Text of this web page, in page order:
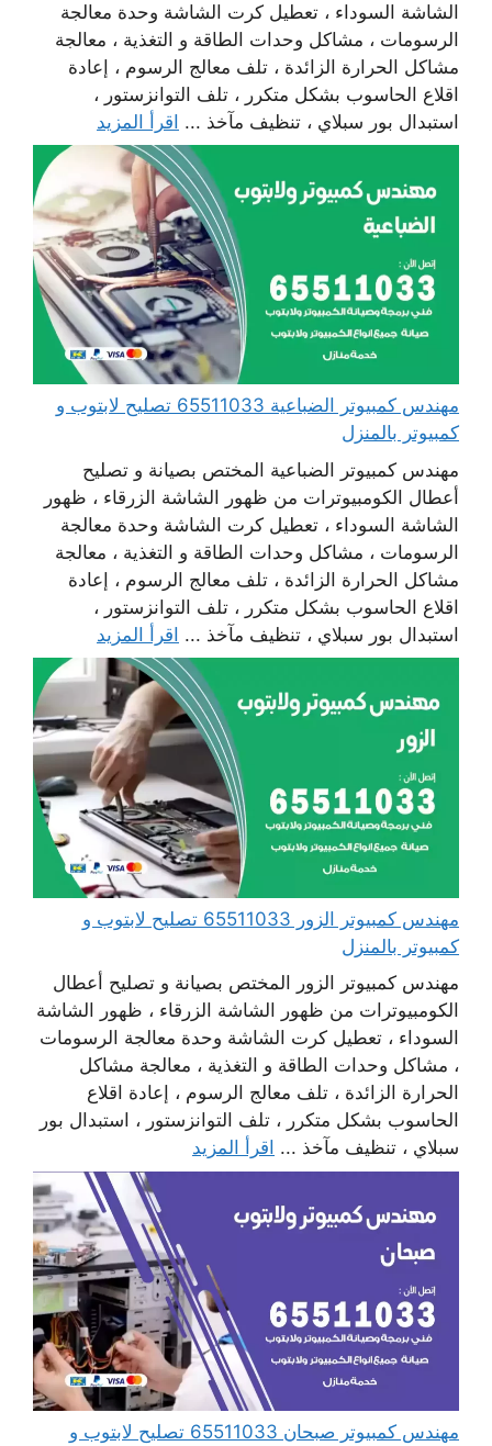
الشاشة السوداء ، تعطيل كرت الشاشة وحدة معالجة
الرسومات ، مشاكل وحدات الطاقة و التغذية ، معالجة
مشاكل الحرارة الزائدة ، تلف معالج الرسوم ، إعادة
اقلاع الحاسوب بشكل متكرر ، تلف التوانزستور ،
استبدال بور سبلاي ، تنظيف مآخذ ... اقرأ المزيد
مهندس كمبيوتر الضباعية 65511033 تصليح لابتوب و
كمبيوتر بالمنزل
مهندس كمبيوتر الضباعية المختص بصيانة و تصليح
أعطال الكومبيوترات من ظهور الشاشة الزرقاء ، ظهور
الشاشة السوداء ، تعطيل كرت الشاشة وحدة معالجة
الرسومات ، مشاكل وحدات الطاقة و التغذية ، معالجة
مشاكل الحرارة الزائدة ، تلف معالج الرسوم ، إعادة
اقلاع الحاسوب بشكل متكرر ، تلف التوانزستور ،
استبدال بور سبلاي ، تنظيف مآخذ ... اقرأ المزيد
مهندس كمبيوتر الزور 65511033 تصليح لابتوب و
كمبيوتر بالمنزل
مهندس كمبيوتر الزور المختص بصيانة و تصليح أعطال
الكومبيوترات من ظهور الشاشة الزرقاء ، ظهور الشاشة
السوداء ، تعطيل كرت الشاشة وحدة معالجة الرسومات
، مشاكل وحدات الطاقة و التغذية ، معالجة مشاكل
الحرارة الزائدة ، تلف معالج الرسوم ، إعادة اقلاع
الحاسوب بشكل متكرر ، تلف التوانزستور ، استبدال بور
سبلاي ، تنظيف مآخذ ... اقرأ المزيد
مهندس كمبيوتر صبحان 65511033 تصليح لابتوب و